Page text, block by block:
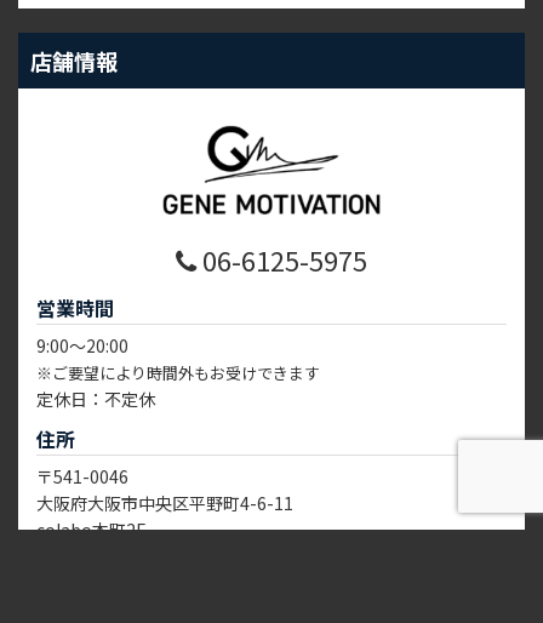
店舗情報
06-6125-5975
営業時間
9:00～20:00
※ご要望により時間外もお受けできます
定休日：不定休
住所
〒541-0046
大阪府大阪市中央区平野町4-6-11
colabo本町2F
電話 地図 体験予約